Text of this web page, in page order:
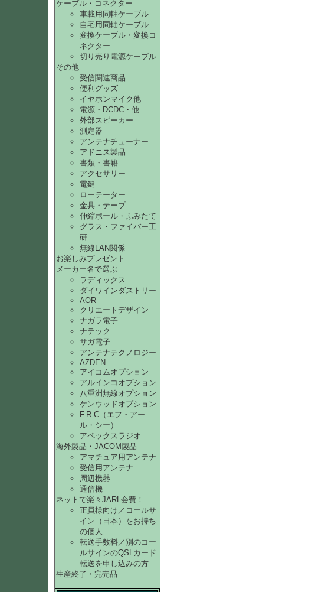
ケーブル・コネクター
車載用同軸ケーブル
自宅用同軸ケーブル
変換ケーブル・変換コ
ネクター
切り売り電源ケーブル
その他
受信関連商品
便利グッズ
イヤホンマイク他
電源・DCDC・他
外部スピーカー
測定器
アンテナチューナー
アドニス製品
書類・書籍
アクセサリー
電鍵
ローテーター
金具・テープ
伸縮ポール・ふみたて
グラス・ファイバー工
研
無線LAN関係
お楽しみプレゼント
メーカー名で選ぶ
ラディックス
ダイワインダストリー
AOR
クリエートデザイン
ナガラ電子
ナテック
サガ電子
アンテナテクノロジー
AZDEN
アイコムオプション
アルインコオプション
八重洲無線オプション
ケンウッドオプション
F.R.C（エフ・アー
ル・シー）
アペックスラジオ
海外製品・JACOM製品
アマチュア用アンテナ
受信用アンテナ
周辺機器
通信機
ネットで楽々JARL会費！
正員様向け／コールサ
イン（日本）をお持ち
の個人
転送手数料／別のコー
ルサインのQSLカード
転送を申し込みの方
生産終了・完売品